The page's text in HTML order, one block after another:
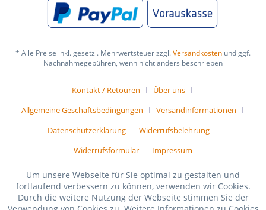
* Alle Preise inkl. gesetzl. Mehrwertsteuer zzgl.Versandkosten und ggf.
Nachnahmegebühren, wenn nicht anders beschrieben
Kontakt / Retouren
Über uns
Allgemeine Geschäftsbedingungen
Versandinformationen
Datenschutzerklärung
Widerrufsbelehrung
Widerrufsformular
Impressum
© 2015 Anno Vertriebsgesellschaft |Made bypheenetz
Um unsere Webseite für Sie optimal zu gestalten und
fortlaufend verbessern zu können, verwenden wir Cookies.
Durch die weitere Nutzung der Webseite stimmen Sie der